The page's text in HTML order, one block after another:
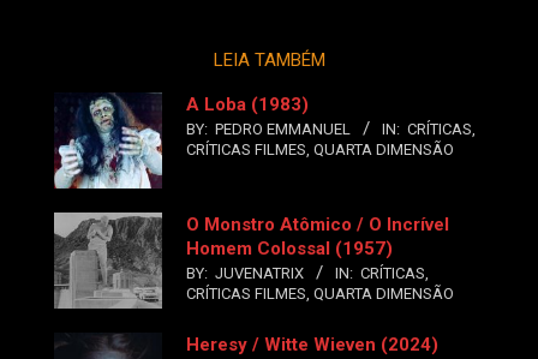
LEIA TAMBÉM
A Loba (1983)
BY: PEDRO EMMANUEL IN: CRÍTICAS,
CRÍTICAS FILMES, QUARTA DIMENSÃO
O Monstro Atômico / O Incrível
Homem Colossal (1957)
BY: JUVENATRIX IN: CRÍTICAS,
CRÍTICAS FILMES, QUARTA DIMENSÃO
Heresy / Witte Wieven (2024)